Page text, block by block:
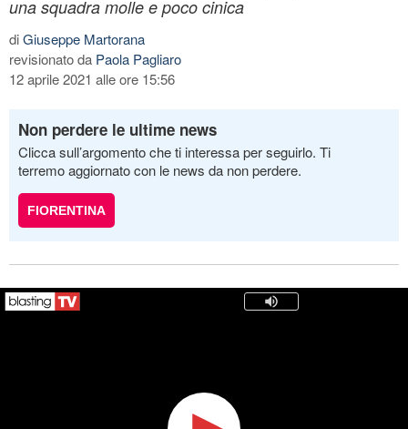
una squadra molle e poco cinica
diGiuseppe Martorana
revisionato da Paola Pagliaro
12 aprile 2021 alle ore 15:56
Non perdere le ultime news
Clicca sull’argomento che ti interessa per seguirlo. Ti
terremo aggiornato con le news da non perdere.
FIORENTINA